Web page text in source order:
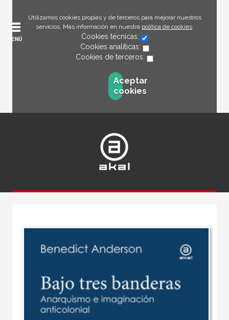
Utilizamos cookies propias y de terceros para mejorar nuestros
servicios. Más información en nuestra política de cookies.
Cookies técnicas:
Cookies analíticas:
Cookies de terceros:
Aceptar
cookies
MENÚ